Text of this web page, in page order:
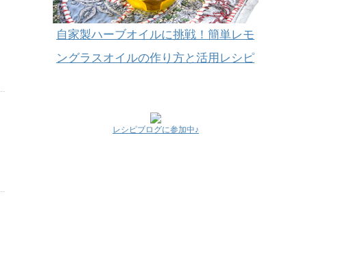
自家製ハーブオイルに挑戦！簡単レモ
ングラスオイルの作り方と活用レシピ
レシピブログに参加中♪